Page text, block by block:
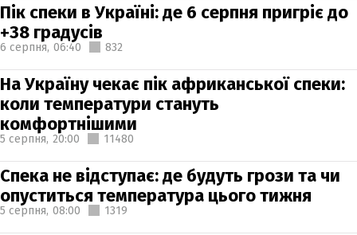
Пік спеки в Україні: де 6 серпня пригріє до
+38 градусів
6 серпня, 06:40 832
На Україну чекає пік африканської спеки:
коли температури стануть
комфортнішими
5 серпня, 20:00 11480
Спека не відступає: де будуть грози та чи
опуститься температура цього тижня
5 серпня, 08:00 1319